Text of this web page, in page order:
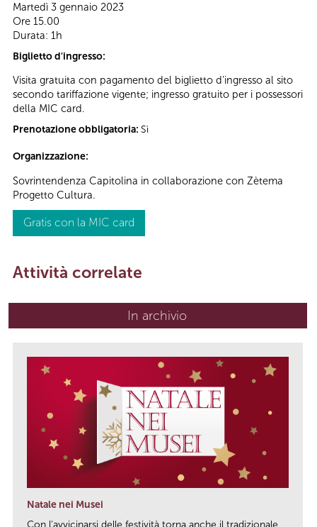
Martedì 3 gennaio 2023
Ore 15.00
Durata: 1h
Biglietto d'ingresso:
Visita gratuita con pagamento del biglietto d’ingresso al sito
secondo tariffazione vigente; ingresso gratuito per i possessori
della MIC card.
Prenotazione obbligatoria: Sì
Organizzazione:
Sovrintendenza Capitolina in collaborazione con Zètema
Progetto Cultura.
Gratis con la MIC card
Attività correlate
In archivio
Natale nei Musei
Con l'avvicinarsi delle festività torna anche il tradizionale